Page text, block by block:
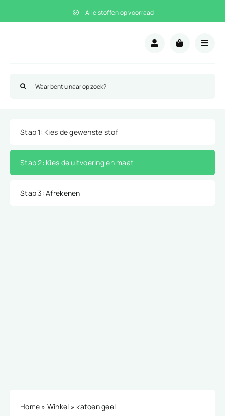
naar
Alle stoffen op voorraad
naar:
Stap 1: Kies de gewenste stof
Stap 2: Kies de uitvoering en maat
Stap 3: Afrekenen
Home » Winkel » katoen geel